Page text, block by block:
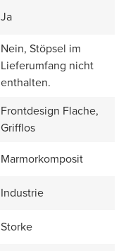
Ja
Nein, Stöpsel im
Lieferumfang nicht
enthalten.
Frontdesign Flache,
Grifflos
Marmorkomposit
Industrie
Storke